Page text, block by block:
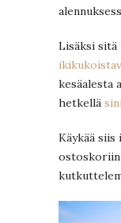
Lisäksi sitä
kesäalesta
hetkellä
Käykää siis